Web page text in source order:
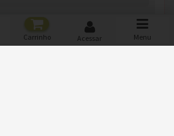
Carrinho Acessar Menu
Hipercard ,Elo